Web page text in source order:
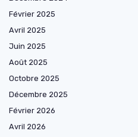
Février 2025
Avril 2025
Juin 2025
Août 2025
Octobre 2025
Décembre 2025
Février 2026
Avril 2026